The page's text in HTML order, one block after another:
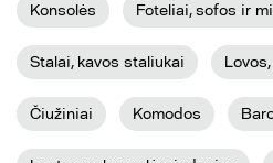
Konsolės Foteliai, sofos ir
Stalai, kavos staliukai
Čiužiniai Komodos